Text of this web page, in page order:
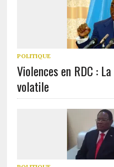
POLITIQUE
Violences en RDC :
volatile